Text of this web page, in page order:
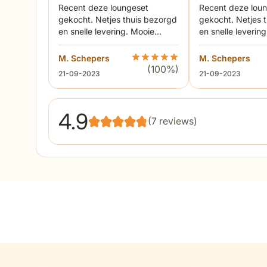
Recent deze loungeset
gekocht. Netjes thuis bezorgd
en snelle levering. Mooie
houtkleur en structuur. Door
het dikke zitkussen, zit hij
M. Schepers
21 september 2023
21-09-2023
Beoordeling Lifestyle Hilton/
(100%)
Recent deze
gekocht. Netjes
en snelle
houtkleur en
het dikke
M. Schepers
21 september 2023
21-09-2023
4.9 (7 reviews)